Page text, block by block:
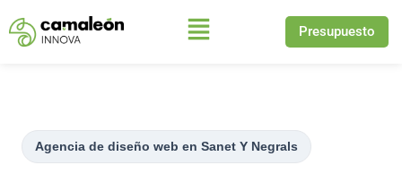
Saltar
Presupuesto
Agencia de diseño web en Sanet Y Negrals